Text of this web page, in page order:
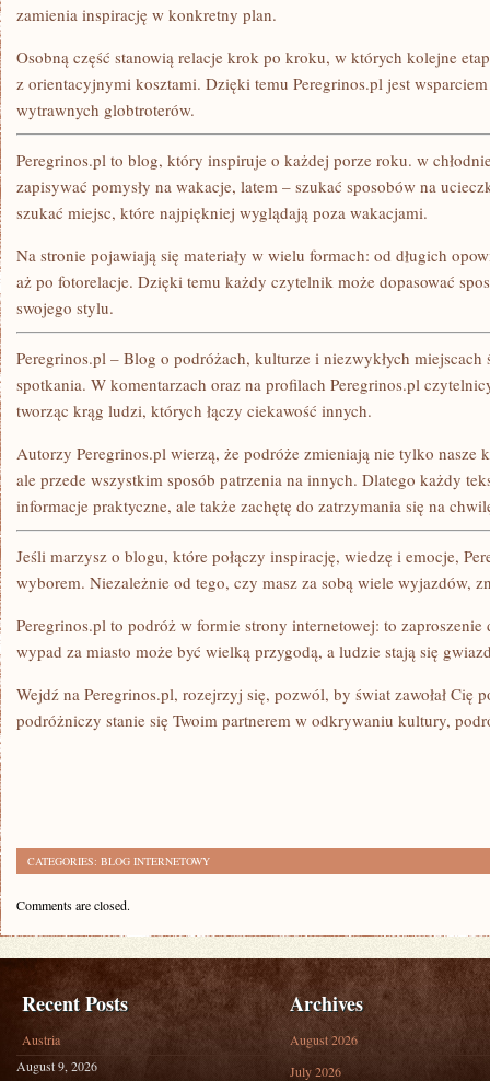
zamienia inspirację w konkretny plan.
Osobną część stanowią relacje krok po kroku, w których kolejne
z orientacyjnymi kosztami. Dzięki temu Peregrinos.pl jest
wytrawnych globtroterów.
Peregrinos.pl to blog, który inspiruje o każdej porze roku. w
zapisywać pomysły na wakacje, latem – szukać sposobów na
szukać miejsc, które najpiękniej wyglądają poza wakacjami.
Na stronie pojawiają się materiały w wielu formach: od długich
aż po fotorelacje. Dzięki temu każdy czytelnik może dopasować
swojego stylu.
Peregrinos.pl – Blog o podróżach, kulturze i niezwykłych miejscach
spotkania. W komentarzach oraz na profilach Peregrinos.pl
tworząc krąg ludzi, których łączy ciekawość innych.
Autorzy Peregrinos.pl wierzą, że podróże zmieniają nie tylko nasze
ale przede wszystkim sposób patrzenia na innych. Dlatego każdy
informacje praktyczne, ale także zachętę do zatrzymania się na
Jeśli marzysz o blogu, które połączy inspirację, wiedzę i emocje,
wyborem. Niezależnie od tego, czy masz za sobą wiele wyjazdów,
Peregrinos.pl to podróż w formie strony internetowej: to
wypad za miasto może być wielką przygodą, a ludzie stają się
Wejdź na Peregrinos.pl, rozejrzyj się, pozwól, by świat zawołał Cię
podróżniczy stanie się Twoim partnerem w odkrywaniu kultury,
CATEGORIES: BLOG INTERNETOWY
Comments are closed.
Recent Posts
Austria
August 9, 2026
Archives
August 2026
July 2026